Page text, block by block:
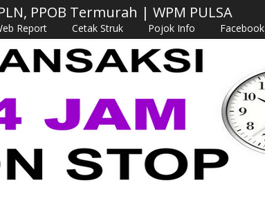
PPOB Termurah | WPM PULSA
Report Cetak Struk Pojok Info Facebook